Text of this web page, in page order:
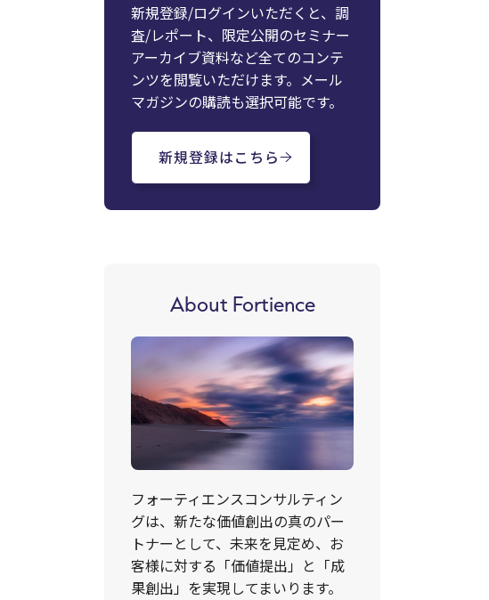
新規登録/ログインいただくと、調
査/レポート、限定公開のセミナー
アーカイブ資料など全てのコンテ
ンツを閲覧いただけます。メール
マガジンの購読も選択可能です。
新規登録はこちら
About Fortience
フォーティエンスコンサルティン
グは、新たな価値創出の真のパー
トナーとして、未来を見定め、お
客様に対する「価値提出」と「成
果創出」を実現してまいります。